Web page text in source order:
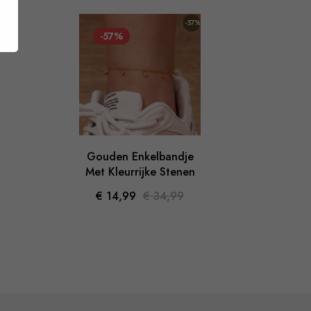
-57%
-57%
Gouden Enkelbandje
Met Kleurrijke Stenen
€ 14,99 € 34,99